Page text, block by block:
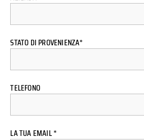
STATO DI PROVENIENZA*
TELEFONO
LA TUA EMAIL *